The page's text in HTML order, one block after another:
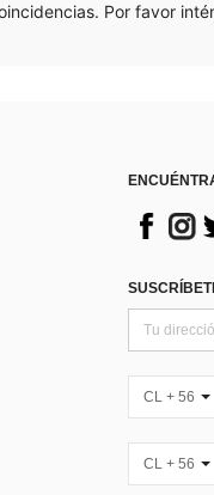
Por favor
CL + 56
CL + 56